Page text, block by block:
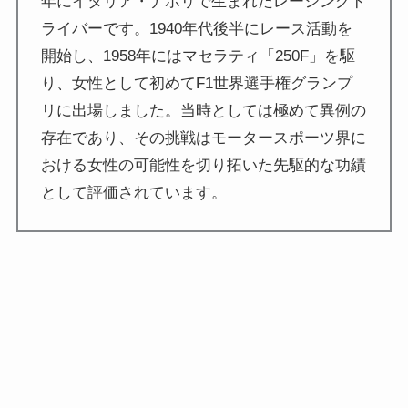
ライバーです。1940年代後半にレース活動を
開始し、1958年にはマセラティ「250F」を駆
り、女性として初めてF1世界選手権グランプ
リに出場しました。当時としては極めて異例の
存在であり、その挑戦はモータースポーツ界に
おける女性の可能性を切り拓いた先駆的な功績
として評価されています。